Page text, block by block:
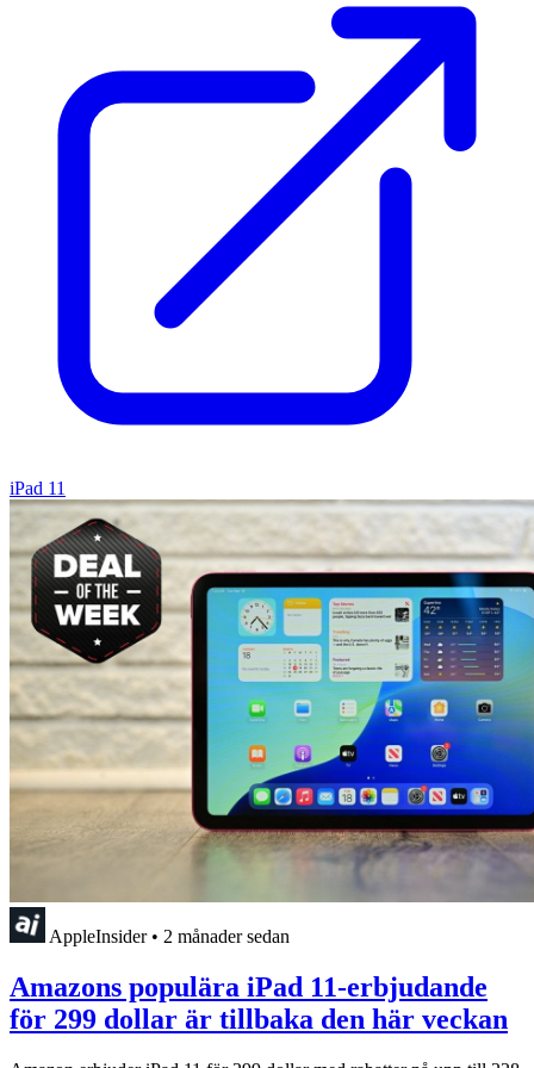
iPad 11
AppleInsider • 2 månader sedan
Amazons populära iPad 11-erbjudande
för 299 dollar är tillbaka den här veckan